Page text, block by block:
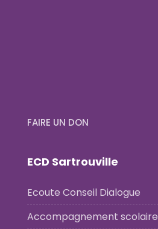
FAIRE UN DON
ECD Sartrouville
Ecoute Conseil Dialogue
Accompagnement scolaire